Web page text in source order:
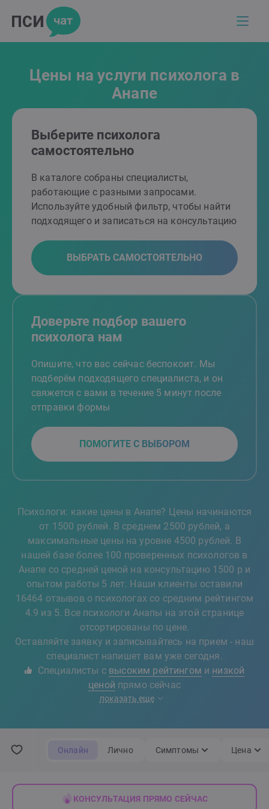
Цены на услуги психолога в
Анапе
Выберите психолога
самостоятельно
В каталоге собраны специалисты,
работающие с разными запросами.
Используйте удобный фильтр, чтобы найти
подходящего и записаться на консультацию
ВЫБРАТЬ САМОСТОЯТЕЛЬНО
Доверьте подбор вашего
психолога нам
Опишите, что вас сейчас беспокоит. Мы
подберём подходящего специалиста, и он
свяжется с вами в течение 5 минут после
отправки формы
ПОМОГИТЕ С ВЫБОРОМ
Психологи: какие цены в Анапе? Цены начинаются
от 1500 рублей. В среднем 2500 рублей, а
максимальные цены на уровне 4500 рублей. В
нашей базе более 100 проверенных психологов в
Анапе со средней ценой на консультацию 1500 р и
опытом работы 5 лет. Наши клиенты оставили
16464 отзывов о психологах со средним рейтингом
4.9 из 5. Все психологи Анапы на этой странице
отсортированы по цене.
Оставляйте заявку и записывайтесь на прием - наш
специалист напишет вам уже сегодня.
Специалисты с высоким рейтингом и низкой
ценой прямо сейчас
показать еще
Онлайн Лично Симптомы Цена
КОНСУЛЬТАЦИЯ ПРЯМО СЕЙЧАС